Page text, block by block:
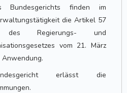
Bundesgerichts finden im
die Artikel 57
Regierungs- und
vom 21. März
Anwendung.
erlässt die